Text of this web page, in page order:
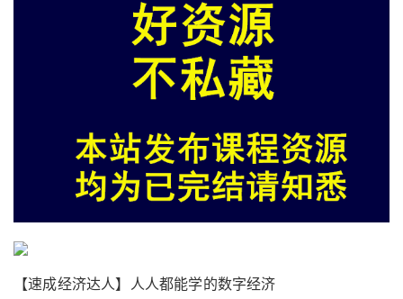
【速成经济达人】人人都能学的数字经济